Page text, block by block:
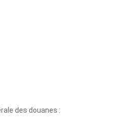
des douanes :